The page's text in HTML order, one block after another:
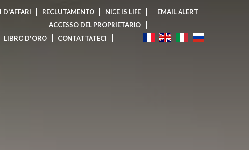
D'AFFARI RECLUTAMENTO
NICE IS LIFE
ACCESSO DEL PROPRIETARIO
EMAIL ALERT
LIBRO D'ORO CONTATTATECI